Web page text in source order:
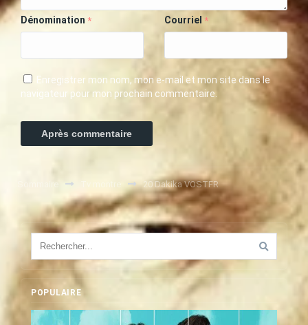
Dénomination * Courriel *
Enregistrer mon nom, mon e-mail et mon site dans le
navigateur pour mon prochain commentaire.
Sommaire 20 Dakika VOSTFR
POPULAIRE